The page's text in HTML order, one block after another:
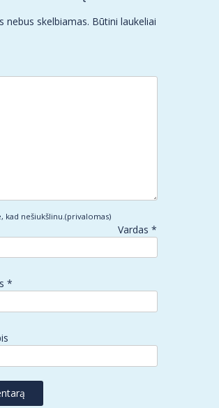
nebus skelbiamas. Būtini laukeliai
kad nešiukšlinu.(privalomas)
Vardas *
*